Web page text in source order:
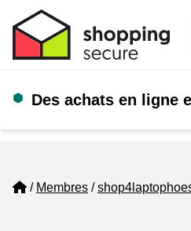
Des achats en ligne
Home
Membres